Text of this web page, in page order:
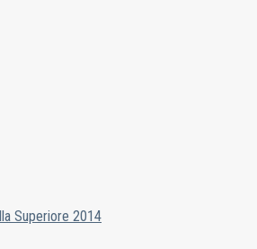
Superiore 2014